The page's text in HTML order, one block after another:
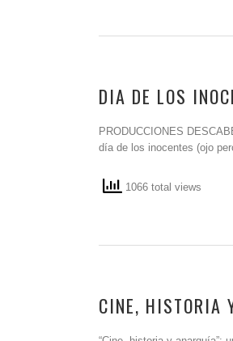
DIA DE LOS
PRODUCCIONES
día de los inocentes (ojo
1066 total views
CINE, HISTORIA